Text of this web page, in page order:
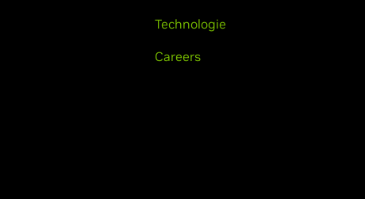
Technologie
Careers